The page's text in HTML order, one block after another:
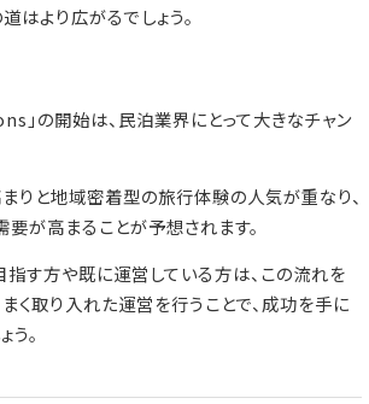
はより広がるでしょう。
の開始は、民泊業界にとって大きなチャン
りと地域密着型の旅行体験の人気が重なり、
が高まることが予想されます。
す方や既に運営している方は、この流れを
く取り入れた運営を行うことで、成功を手に
。